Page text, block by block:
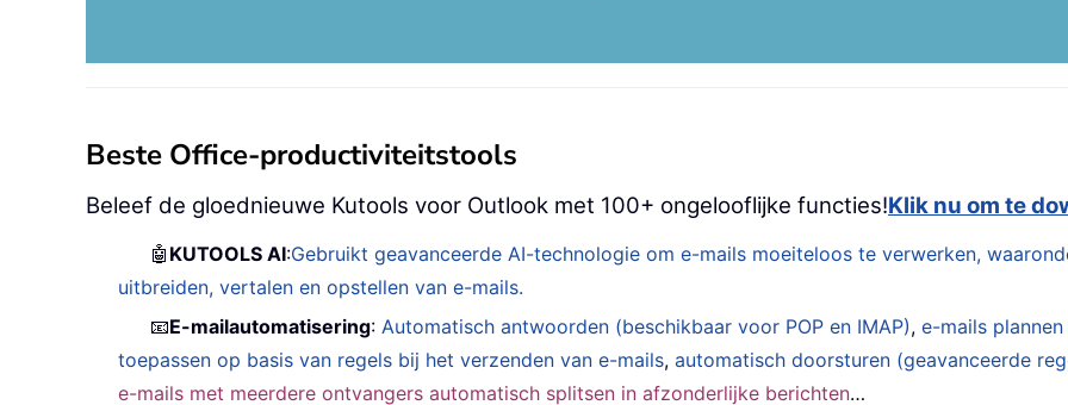
Beste Office-productiviteitstools
Beleef de gloednieuwe Kutools voor Outlook met 100+ ongelooflijke functies!Klik nu om te
🤖 KUTOOLS AI:Gebruikt geavanceerde AI-technologie om e-mails moeiteloos te verwerken,
uitbreiden, vertalen en opstellen van e-mails.
📧E-mailautomatisering: Automatisch antwoorden (beschikbaar voor POP en IMAP),e-mails
toepassen op basis van regels bij het verzenden van e-mails,automatisch doorsturen (geavanceerde
e-mails met meerdere ontvangers automatisch splitsen in afzonderlijke berichten…